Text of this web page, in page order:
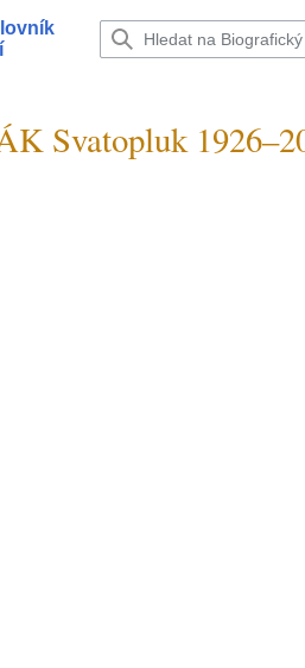
Svatopluk